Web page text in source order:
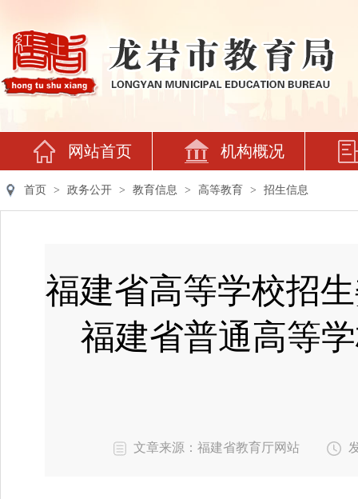
网站首页 机构概况
首页 > 政务公开 > 教育信息 > 高等教育 > 招生信息
福建省高等学校招
福建省普通高等
文章来源：福建省教育厅网站